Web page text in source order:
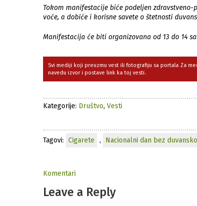
Tokom manifestacije biće podeljen
voće, a dobiće i korisne savete o štetnosti
Manifestacija će biti organizovana od 13 do 14
Svi mediji koji preuzmu vest ili fotografiju sa portala Za
navedu izvor i postave link ka toj vesti.
Kategorije: Društvo, Vesti
Tagovi: Cigarete , Nacionalni dan bez
Komentari
Leave a Reply